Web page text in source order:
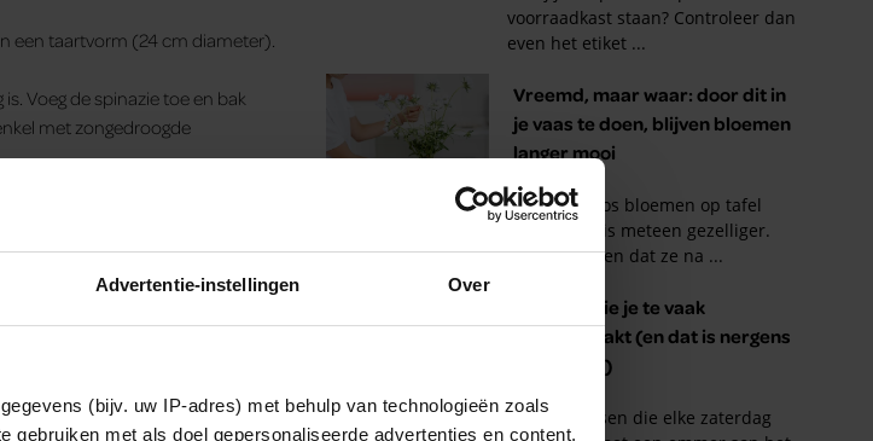
Advertentie-instellingen Over
(bijv. uw IP-adres) met behulp van technologieën zoals
gebruiken met als doel gepersonaliseerde advertenties en content,
een taartvorm (24 cm diameter).
Voeg de spinazie toe en bak
met zongedroogde
in de taartvorm. Bak 30
eerst 5-10 minuten